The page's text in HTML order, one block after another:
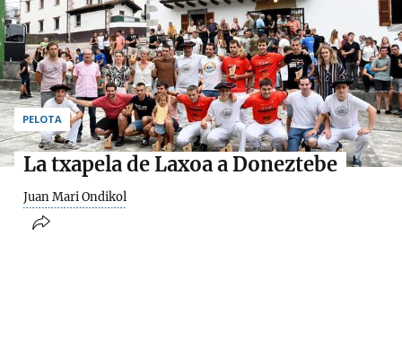
PELOTA
La txapela de Laxoa a Doneztebe
Juan Mari Ondikol